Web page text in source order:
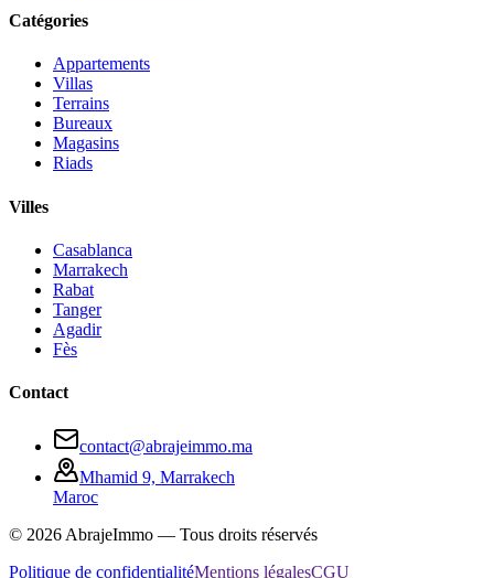
Catégories
Appartements
Villas
Terrains
Bureaux
Magasins
Riads
Villes
Casablanca
Marrakech
Rabat
Tanger
Agadir
Fès
Contact
contact@abrajeimmo.ma
Mhamid 9, Marrakech
Maroc
© 2026AbrajeImmo — Tous droits réservés
Politique de confidentialitéMentions légalesCGU